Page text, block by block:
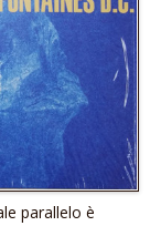
parallelo è